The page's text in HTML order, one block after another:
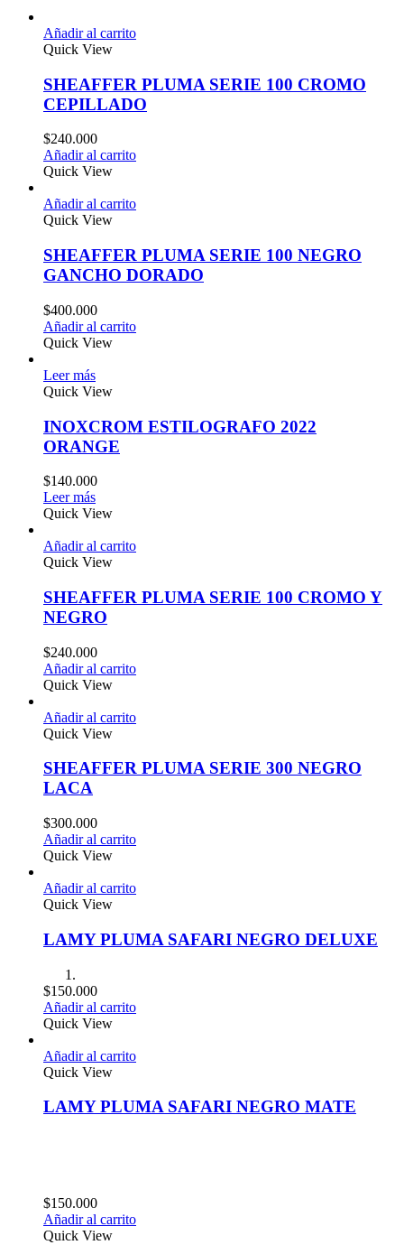
Añadir al carrito
Quick View
SHEAFFER PLUMA SERIE 100 CROMO
CEPILLADO
$240.000
Añadir al carrito
Quick View
Añadir al carrito
Quick View
SHEAFFER PLUMA SERIE 100 NEGRO
GANCHO DORADO
$400.000
Añadir al carrito
Quick View
Leer más
Quick View
INOXCROM ESTILOGRAFO 2022
ORANGE
$140.000
Leer más
Quick View
Añadir al carrito
Quick View
SHEAFFER PLUMA SERIE 100 CROMO Y
NEGRO
$240.000
Añadir al carrito
Quick View
Añadir al carrito
Quick View
SHEAFFER PLUMA SERIE 300 NEGRO
LACA
$300.000
Añadir al carrito
Quick View
Añadir al carrito
Quick View
LAMY PLUMA SAFARI NEGRO DELUXE
$150.000
Añadir al carrito
Quick View
Añadir al carrito
Quick View
LAMY PLUMA SAFARI NEGRO MATE
$150.000
Añadir al carrito
Quick View